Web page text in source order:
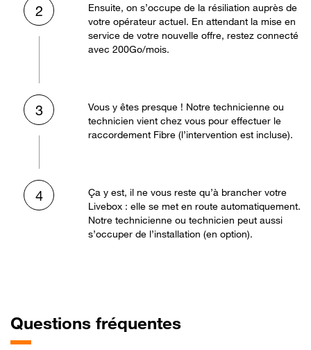
2
Ensuite, on s’occupe de la résiliation auprès de
votre opérateur actuel. En attendant la mise en
service de votre nouvelle offre, restez connecté
avec 200Go/mois.
3
Vous y êtes presque ! Notre technicienne ou
technicien vient chez vous pour effectuer le
raccordement Fibre (l’intervention est incluse).
4
Ça y est, il ne vous reste qu’à brancher votre
Livebox : elle se met en route automatiquement.
Notre technicienne ou technicien peut aussi
s’occuper de l’installation (en option).
Questions fréquentes